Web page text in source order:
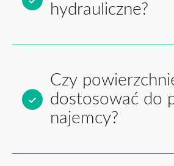
hydrauliczne?
Czy
dostosować do
najemcy?